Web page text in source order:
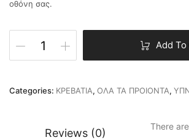
οθόνη σας.
Add
Categories: ΚΡΕΒΑΤΙΑ, ΟΛΑ ΤΑ ΠΡΟΙΟΝΤΑ,
Reviews (0)
There